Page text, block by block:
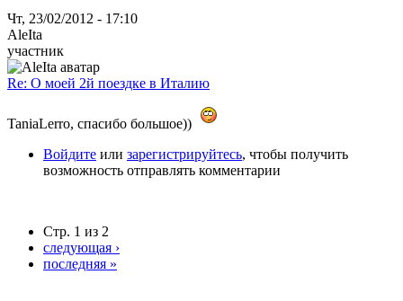
Чт, 23/02/2012 - 17:10
AleIta
участник
Re: О моей 2й поездке в Италию
TaniaLerro, спасибо большое))
Войдите или зарегистрируйтесь, чтобы получить
возможность отправлять комментарии
Стр. 1 из 2
следующая ›
последняя »